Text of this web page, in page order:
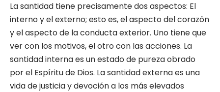
La santidad tiene precisamente dos aspectos: El
interno y el externo; esto es, el aspecto del corazón
y el aspecto de la conducta exterior. Uno tiene que
ver con los motivos, el otro con las acciones. La
santidad interna es un estado de pureza obrado
por el Espíritu de Dios. La santidad externa es una
vida de justicia y devoción a los más elevados